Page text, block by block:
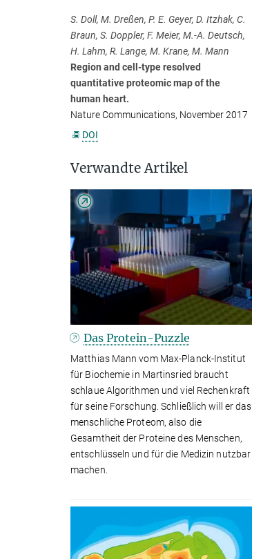
S. Doll, M. Dreßen, P. E. Geyer, D. Itzhak, C.
Braun, S. Doppler, F. Meier, M.-A. Deutsch,
H. Lahm, R. Lange, M. Krane, M. Mann
Region and cell-type resolved
quantitative proteomic map of the
human heart.
Nature Communications, November 2017
DOI
Verwandte Artikel
Das Protein-Puzzle
Matthias Mann vom Max-Planck-Institut
für Biochemie in Martinsried braucht
schlaue Algorithmen und viel Rechenkraft
für seine Forschung. Schließlich will er das
menschliche Proteom, also die
Gesamtheit der Proteine des Menschen,
entschlüsseln und für die Medizin nutzbar
machen.